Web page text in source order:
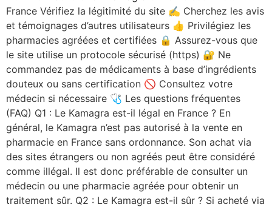
France Vérifiez la légitimité du site ✍️ Cherchez les avis
et témoignages d’autres utilisateurs 👍 Privilégiez les
pharmacies agréées et certifiées 🔒 Assurez-vous que
le site utilise un protocole sécurisé (https) 🔐 Ne
commandez pas de médicaments à base d’ingrédients
douteux ou sans certification 🚫 Consultez votre
médecin si nécessaire 🩺 Les questions fréquentes
(FAQ) Q1 : Le Kamagra est-il légal en France ? En
général, le Kamagra n’est pas autorisé à la vente en
pharmacie en France sans ordonnance. Son achat via
des sites étrangers ou non agréés peut être considéré
comme illégal. Il est donc préférable de consulter un
médecin ou une pharmacie agréée pour obtenir un
traitement sûr. Q2 : Le Kamagra est-il sûr ? Si acheté via